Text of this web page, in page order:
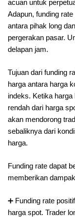
acuan untuk
Adapun, funding
antara pihak long
pergerakan pasar.
delapan jam.
Tujuan dari funding
harga antara harga
indeks. Ketika harga
rendah dari harga
akan mendorong
sebaliknya dari
harga.
Funding rate dapat
memberikan
➕ Funding rate
harga spot. Trader